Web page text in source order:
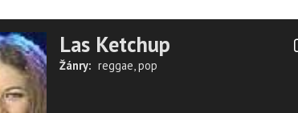
Las Ketchup
Žánry: reggae,pop